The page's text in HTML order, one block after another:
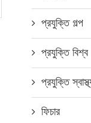
প্রযুক্তি গল্প
প্রযুক্তি বিশ্ব
প্রযুক্তি
ফিচার